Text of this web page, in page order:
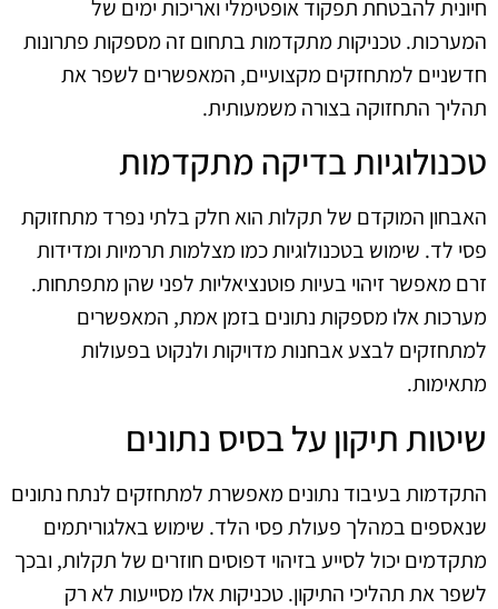
חיונית להבטחת תפקוד אופטימלי ואריכות ימים של
המערכות. טכניקות מתקדמות בתחום זה מספקות פתרונות
חדשניים למתחזקים מקצועיים, המאפשרים לשפר את
תהליך התחזוקה בצורה משמעותית.
טכנולוגיות בדיקה מתקדמות
האבחון המוקדם של תקלות הוא חלק בלתי נפרד מתחזוקת
פסי לד. שימוש בטכנולוגיות כמו מצלמות תרמיות ומדידות
זרם מאפשר זיהוי בעיות פוטנציאליות לפני שהן מתפתחות.
מערכות אלו מספקות נתונים בזמן אמת, המאפשרים
למתחזקים לבצע אבחנות מדויקות ולנקוט בפעולות
מתאימות.
שיטות תיקון על בסיס נתונים
התקדמות בעיבוד נתונים מאפשרת למתחזקים לנתח נתונים
שנאספים במהלך פעולת פסי הלד. שימוש באלגוריתמים
מתקדמים יכול לסייע בזיהוי דפוסים חוזרים של תקלות, ובכך
לשפר את תהליכי התיקון. טכניקות אלו מסייעות לא רק